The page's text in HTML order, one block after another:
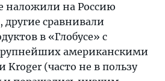
наложили на Россию
сравнивали
в «Глобусе» с
американскими
Kroger (часто не в пользу